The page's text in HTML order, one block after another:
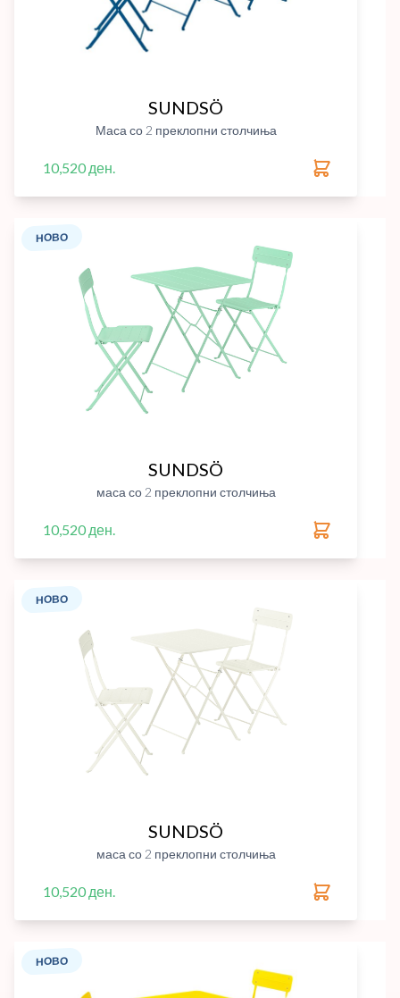
SUNDSÖ
Маса со 2 преклопни столчиња
10,520 ден.
НОВО
SUNDSÖ
маса со 2 преклопни столчиња
10,520 ден.
НОВО
SUNDSÖ
маса со 2 преклопни столчиња
10,520 ден.
НОВО